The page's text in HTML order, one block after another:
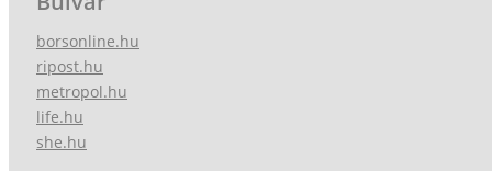
borsonline.hu
ripost.hu
metropol.hu
life.hu
she.hu